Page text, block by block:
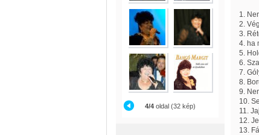
4/4 oldal (32 kép)
1.
2.
3.
4. ha
5.
6.
7.
8.
9.
10.
11.
12.
13.